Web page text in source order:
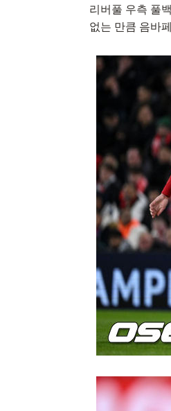
리버풀 우측 풀
없는 만큼 음바